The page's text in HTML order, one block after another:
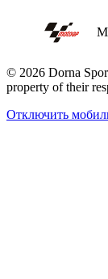
© 2026 Dorna
property of their
Отключить